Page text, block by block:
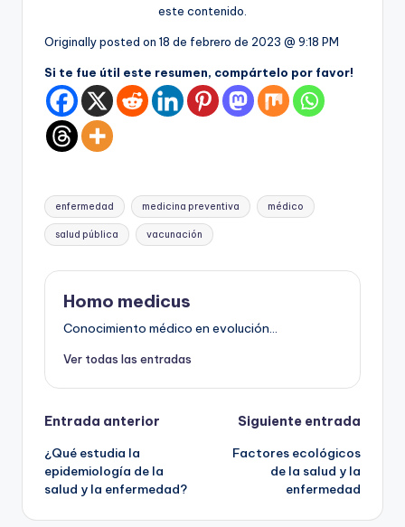
este contenido.
Originally posted on 18 de febrero de 2023 @ 9:18 PM
Si te fue útil este resumen, compártelo por favor!
Etiquetas:
enfermedad medicina preventiva médico
salud pública vacunación
Homo medicus
Conocimiento médico en evolución...
Ver todas las entradas
Navegación
de
entradas
Entrada anterior
¿Qué estudia la
epidemiología de la
salud y la enfermedad?
Siguiente entrada
Factores ecológicos
de la salud y la
enfermedad